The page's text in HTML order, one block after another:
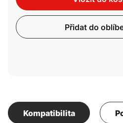
Přidat do
Kompatibilita